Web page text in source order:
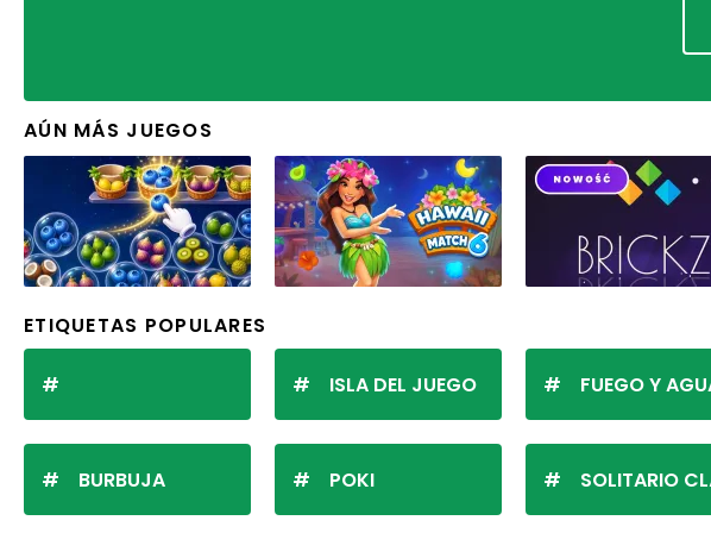
AÚN MÁS JUEGOS
ETIQUETAS POPULARES
BURBUJA
ISLA DEL JUEGO
POKI
FUEGO Y
SOLITARIO